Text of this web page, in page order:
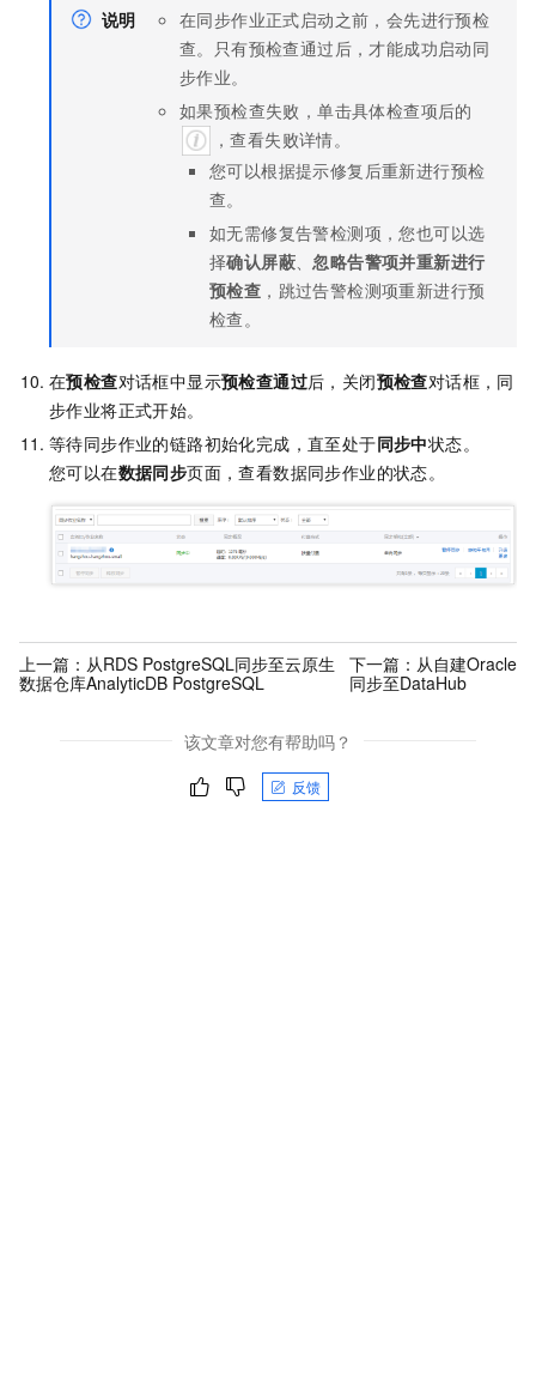
说明
在同步作业正式启动之前，会先进行预检
查。只有预检查通过后，才能成功启动同
步作业。
如果预检查失败，单击具体检查项后的
，查看失败详情。
您可以根据提示修复后重新进行预检
查。
如无需修复告警检测项，您也可以选
择确认屏蔽、忽略告警项并重新进行
预检查 ，跳过告警检测项重新进行预
检查。
在预检查对话框中显示预检查通过后，关闭预检查对话框，同
步作业将正式开始。
等待同步作业的链路初始化完成，直至处于同步中状态。
您可以在数据同步页面，查看数据同步作业的状态。
上一篇： 从RDS PostgreSQL同步至云原生
数据仓库AnalyticDB PostgreSQL
下一篇： 从自建Oracle
同步至DataHub
该文章对您有帮助吗？
反馈